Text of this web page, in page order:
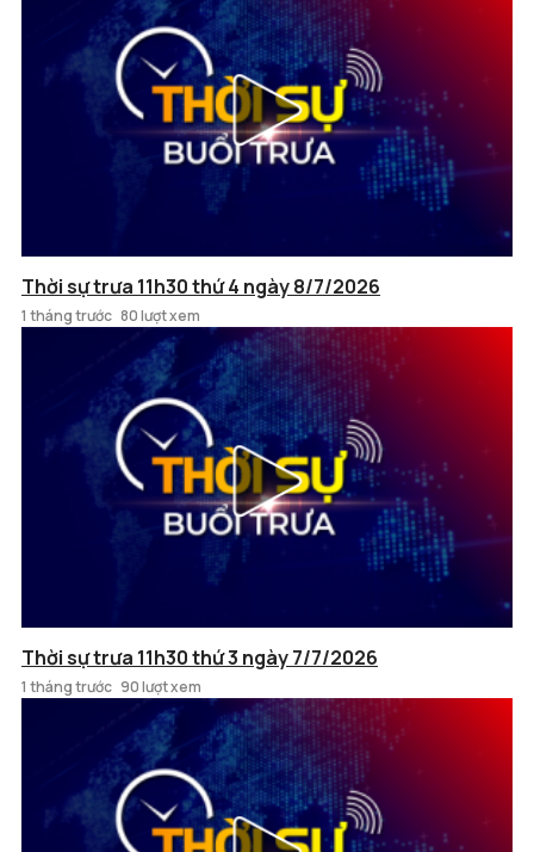
Thời sự trưa 11h30 thứ 4 ngày 8/7/2026
1 tháng trước 80 lượt xem
Thời sự trưa 11h30 thứ 3 ngày 7/7/2026
1 tháng trước 90 lượt xem